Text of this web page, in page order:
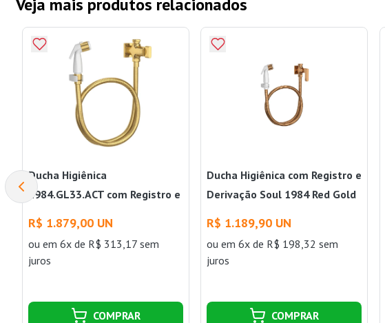
Veja mais produtos relacionados
Ducha Higiênica
1984.GL33.ACT com Registro e
R$ 1.879,00 UN
ou em 6x de R$ 313,17 sem
juros
COMPRAR
Ducha Higiênica com Registro e
Derivação Soul 1984 Red Gold
R$ 1.189,90 UN
ouem 6x de R$ 198,32 sem
juros
COMPRAR